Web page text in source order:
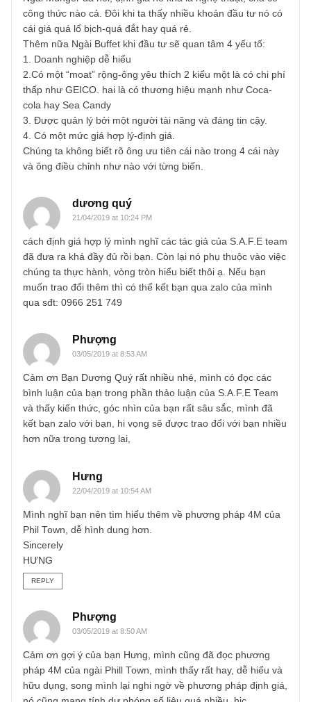
mong bạn chia sẻ thêm kiến thức, cảm ơn bạn nhiều!
TGN_S.A.F.E Team
21/04/2019 at 9:09 PM
Không chỉ chị mà hàng triệu NĐT khác trên thế giới cũng
mò một thứ tương tự, song có lẽ phương pháp định giá
ông thì chỉ có mình ông biết thôi chị à…
Tuy nhiên, chúng tôi tin rằng nguyên tắc không dự phóng,
biên an toàn (margin of safety) rộng lớn là những nền
mà ông luôn dùng tới đối với mọi khoản đầu tư!
S.A.F.E team
dương quý
21/04/2019 at 10:19 PM
có thể Ngài Buffet dùng những ý tưởng của DCF nhưng
không phải là điều quyết định khi Ngài ra quyết định mua.
Những vụ mua kinh điển thay đổi cả sự nghiệp của ông
Sea Candy hay GEICO thì gần như vô dụng khi áp dụng
DCF. Điều kiện để dùng được DCF nó khá nghiêm ngặt,
quá nhiều biến số, ngay cả những ví dụ như Coca-cola thì
nếu nhìn lại những năm 1995-2000 thì gần như lợi nhuận
Ngài Munger đã nói, định giá nó khá là nghệ thuật, chả có
công thức nào cả. Đôi khi ta thấy nhiều khoản đầu tư nó
cái giá quá lố bịch-quá đắt hay quá rẻ.
Thêm nữa Ngài Buffet khi đầu tư sẽ quan tâm 4 yếu tố:
1. Doanh nghiệp dễ hiểu
2.Có một “moat” rộng-ông yêu thích 2 kiểu một là có chi
thấp như GEICO. hai là có thương hiệu mạnh như Coca-
3. Được quản lý bởi một người tài năng và đáng tin cậy.
4. Có một mức giá hợp lý-định giá.
Chúng ta không biết rõ ông ưu tiên cái nào trong 4 cái này
và ông điều chỉnh như nào với từng biến.